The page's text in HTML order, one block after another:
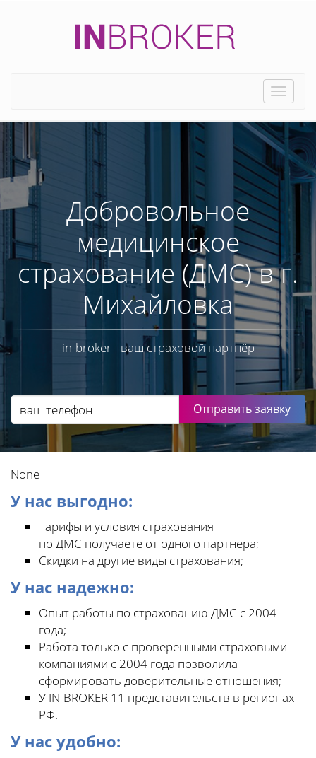
Toggle
Добровольное
медицинское
страхование (ДМС) в г.
Михайловка
in-broker - ваш страховой партнёр
Отправить заявку
None
У нас выгодно:
Тарифы и условия страхования
по ДМС получаете от одного партнера;
Скидки на другие виды страхования;
У нас надежно:
Опыт работы по страхованию ДМС с 2004
года;
Работа только с проверенными страховыми
компаниями с 2004 года позволила
сформировать доверительные отношения;
У IN-BROKER 11 представительств в регионах
РФ.
У нас удобно: